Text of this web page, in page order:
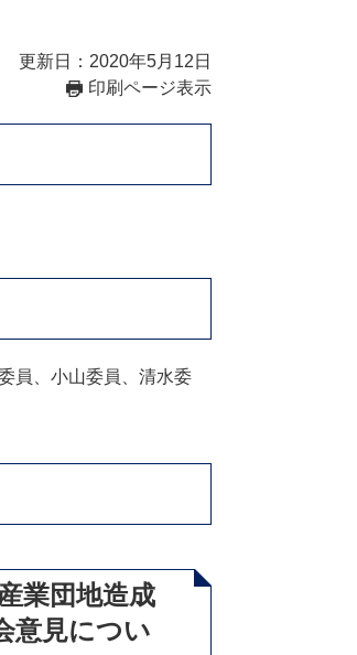
更新日：2020年5月12日
印刷ページ表示
員、小山委員、清水委
業団地造成
意見につい